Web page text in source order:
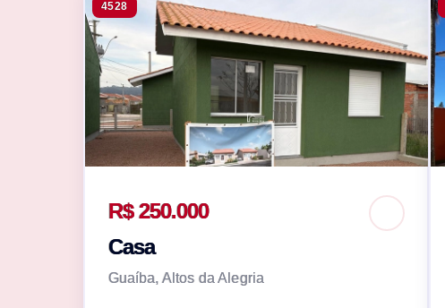
4528
R$ 250.000
Casa
Guaíba, Altos da Alegria